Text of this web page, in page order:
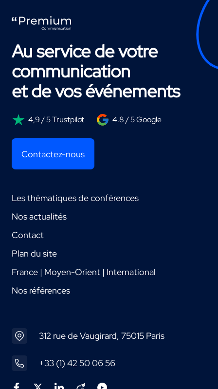
Au service de votre
communication
et de vos événements
4,9 / 5 Trustpilot 4.8 / 5 Google
Contactez-nous
Les thématiques de conférences
Nos actualités
Contact
Plan du site
France | Moyen-Orient | International
Nos références
312 rue de Vaugirard, 75015 Paris
+33 (1) 42 50 06 56